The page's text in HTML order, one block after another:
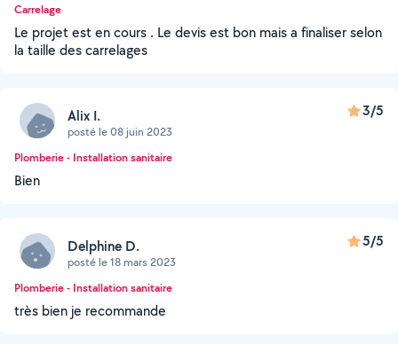
Carrelage
Le projet est en cours . Le devis est bon mais a finaliser selon
la taille des carrelages
Alix I.
posté le 08 juin 2023
3/5
Plomberie - Installation sanitaire
Bien
Delphine D.
posté le 18 mars 2023
5/5
Plomberie - Installation sanitaire
très bien je recommande